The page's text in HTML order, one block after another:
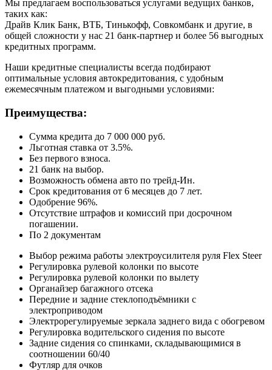
Мы предлагаем воспользоваться услугами ведущих банков,
таких как:
Драйв Клик Банк, ВТБ, Тинькофф, Совкомбанк и другие, в
общей сложности у нас 21 банк-партнер и более 56 выгодных
кредитных программ.
Наши кредитные специалисты всегда подбирают
оптимальные условия автокредитования, с удобным
ежемесячным платежом и выгодными условиями:
Преимущества:
Сумма кредита до 7 000 000 руб.
Льготная ставка от 3.5%.
Без первого взноса.
21 банк на выбор.
Возможность обмена авто по трейд-Ин.
Срок кредитования от 6 месяцев до 7 лет.
Одобрение 96%.
Отсутствие штрафов и комиссий при досрочном
погашении.
По 2 документам
Выбор режима работы электроусилителя руля Flex Steer
Регулировка рулевой колонки по высоте
Регулировка рулевой колонки по вылету
Органайзер багажного отсека
Передние и задние стеклоподъёмники с
электроприводом
Электрорегулируемые зеркала заднего вида с обогревом
Регулировка водительского сидения по высоте
Задние сидения со спинками, складывающимися в
соотношении 60/40
Футляр для очков